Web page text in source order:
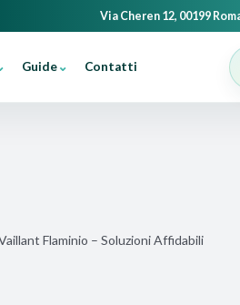
Via Cheren 12, 00199
Guide Contatti
Flaminio – Soluzioni Affidabili